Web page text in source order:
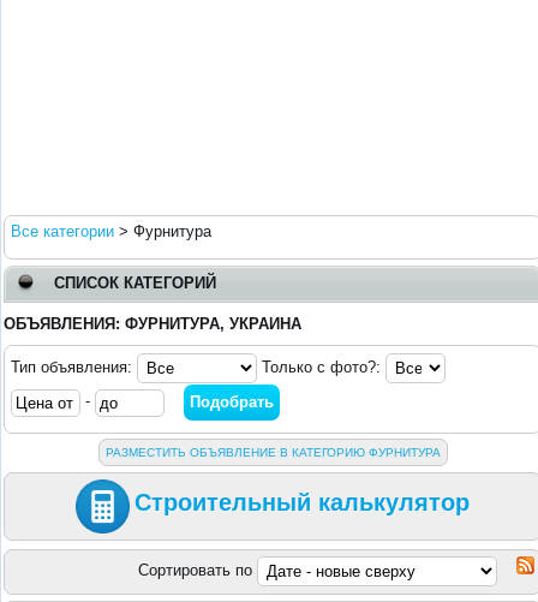
Все категории > Фурнитура
СПИСОК КАТЕГОРИЙ
ОБЪЯВЛЕНИЯ: ФУРНИТУРА, УКРАИНА
Тип объявления:
Только с фото?:
-
РАЗМЕСТИТЬ ОБЪЯВЛЕНИЕ В КАТЕГОРИЮ ФУРНИТУРА
Строительный калькулятор
Сортировать по